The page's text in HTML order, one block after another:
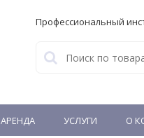
Профессиональный
АРЕНДА УСЛУГИ О